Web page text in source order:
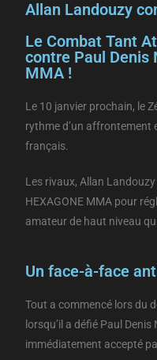
Allan Landouzy
Le Combat Tant
contre Paul Denis
MMA !
Le 10 janvier prochain, le
rythme d’un affrontement
français.
Les rivaux, Allan
HEXAGONE MMA pour
amateur de haut niveau
Un face-à-face
Tout a commencé lors du
lorsqu’il a défié Paul
immédiatement accepté